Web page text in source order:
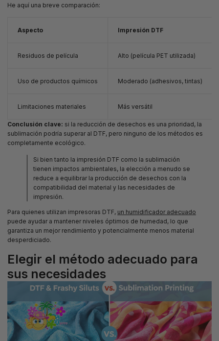
He aquí una breve comparación:
Aspecto Impresión DTF
Residuos de película Alto (película PET utilizada)
Uso de productos químicos Moderado (adhesivos, tintas)
Limitaciones materiales Más versátil
Conclusión clave: si la reducción de desechos es una prioridad, la
sublimación podría superar al DTF, pero ninguno de los métodos es
completamente ecológico.
Si bien tanto la impresión DTF como la sublimación
tienen impactos ambientales, la elección a menudo se
reduce a equilibrar la producción de desechos con la
compatibilidad del material y las necesidades de
impresión.
Para quienes utilizan impresoras DTF, un humidificador adecuado
puede ayudar a mantener niveles óptimos de humedad, lo que
garantiza un mejor rendimiento y potencialmente menos material
desperdiciado.
Elegir el método adecuado para
sus necesidades